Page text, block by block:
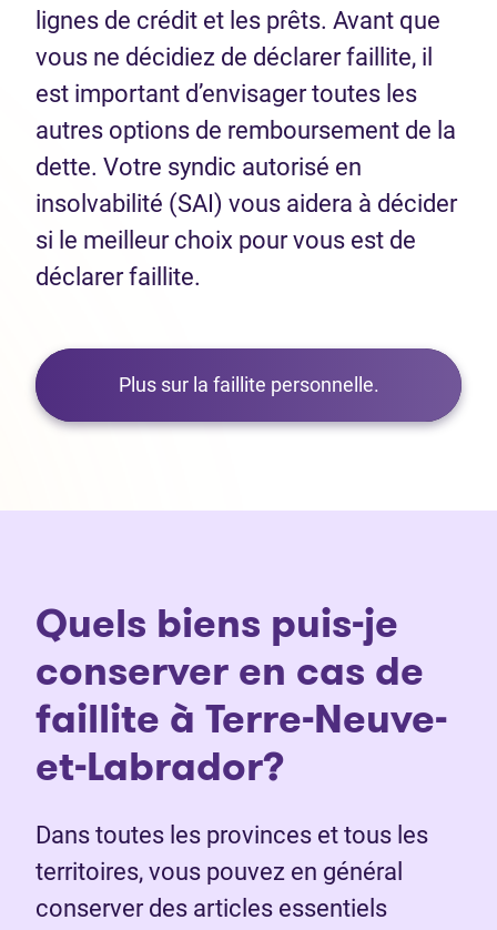
lignes de crédit et les prêts. Avant que
vous ne décidiez de déclarer faillite, il
est important d’envisager toutes les
autres options de remboursement de la
dette. Votre syndic autorisé en
insolvabilité (SAI) vous aidera à décider
si le meilleur choix pour vous est de
déclarer faillite.
Plus sur la faillite personnelle.
Quels biens puis-je
conserver en cas de
faillite à Terre-Neuve-
et-Labrador?
Dans toutes les provinces et tous les
territoires, vous pouvez en général
conserver des articles essentiels